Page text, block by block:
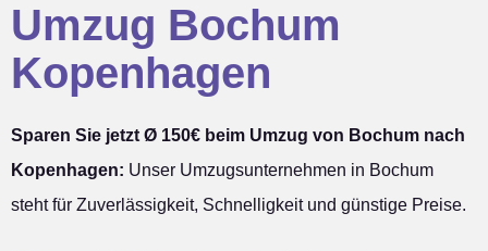
Umzug Bochum
Kopenhagen
Sparen Sie jetzt Ø 150€ beim Umzug von Bochum nach
Kopenhagen: Unser Umzugsunternehmen in Bochum
steht für Zuverlässigkeit, Schnelligkeit und günstige Preise.